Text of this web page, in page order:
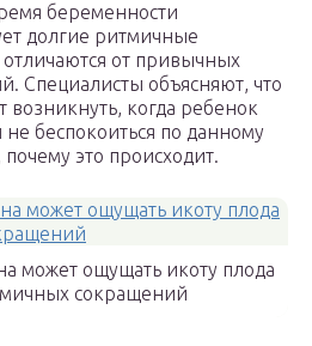
беременности
долгие ритмичные
от привычных
Специалисты объясняют, что
возникнуть, когда ребенок
беспокоиться по данному
это происходит.
может ощущать икоту плода
сокращений